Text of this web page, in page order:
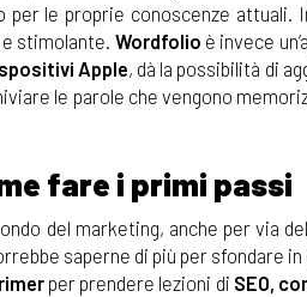
le proprie conoscenze attuali.
stimolante. Wordfolio è invece
Apple, dà la possibilità di
le parole che vengono
fare i primi passi
del marketing, anche per via
saperne di più per sfondare
per prendere lezioni di SEO,